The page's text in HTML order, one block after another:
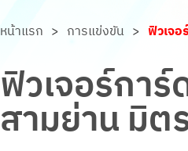
หน้าแรก > การแข่งขัน > ฟิวเจ
ฟิวเจอร์กา
สามย่าน มิต